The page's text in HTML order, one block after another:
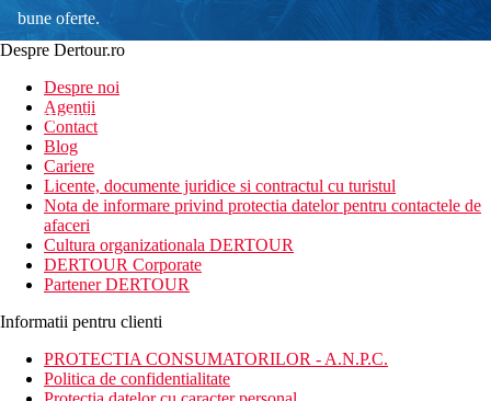
bune oferte.
newsletter!
Despre Dertour.ro
Despre noi
Agentii
Contact
Blog
Cariere
Licente, documente juridice si contractul cu turistul
Nota de informare privind protectia datelor pentru contactele de
afaceri
Cultura organizationala DERTOUR
DERTOUR Corporate
Partener DERTOUR
Informatii pentru clienti
PROTECTIA CONSUMATORILOR - A.N.P.C.
Politica de confidentialitate